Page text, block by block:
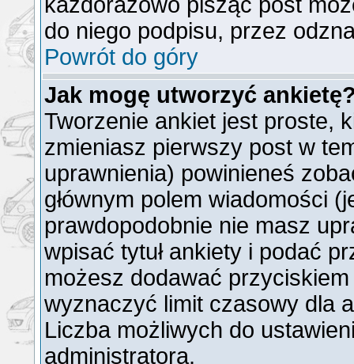
do niego podpisu, przez
Powrót do góry
Jak mogę utworzyć
Tworzenie ankiet jest proste,
zmieniasz pierwszy post w
uprawnienia) powinieneś
głównym polem wiadomości
prawdopodobnie nie masz
wpisać tytuł ankiety i podać
możesz dodawać
wyznaczyć limit czasowy dla
Liczba możliwych do
administratora.